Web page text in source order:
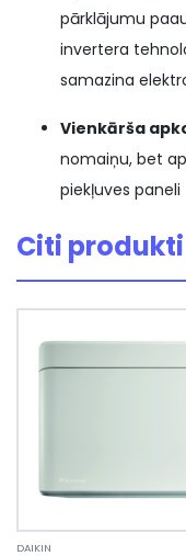
pārklājumu
invertera
samazina
Vienkārša
nomaiņu, bet
piekļuves paneli
Citi produkti
DAIKIN